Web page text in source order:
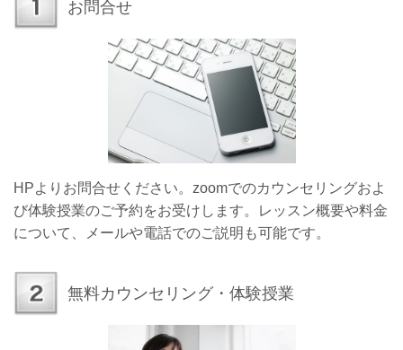
お問合せ
HPよりお問合せください。zoomでのカウンセリングおよ
び体験授業のご予約をお受けします。レッスン概要や料金
について、メールや電話でのご説明も可能です。
無料カウンセリング・体験授業